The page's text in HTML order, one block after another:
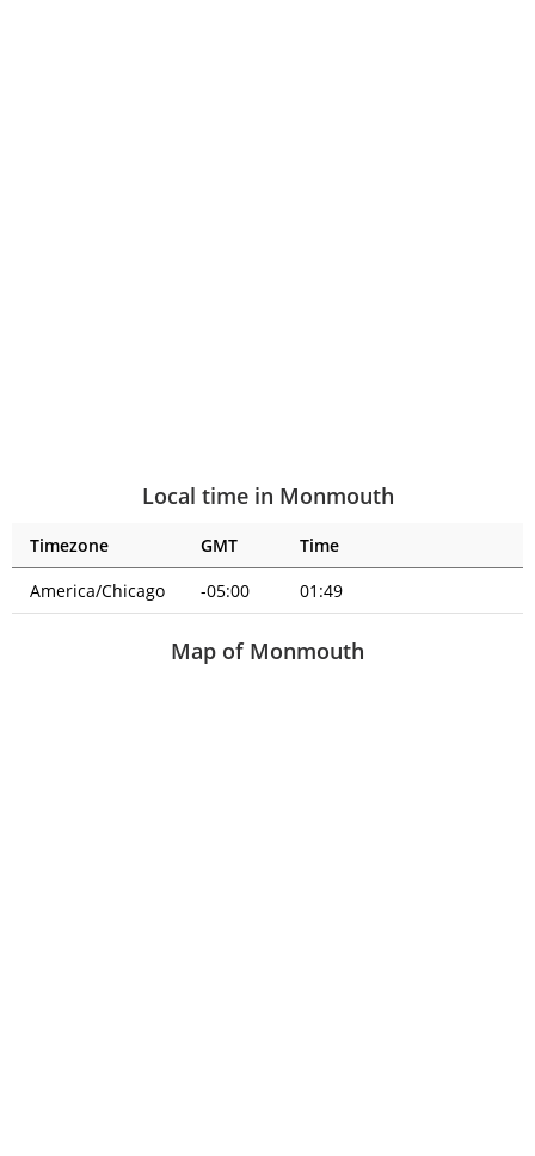
Local time in Monmouth
Timezone GMT
Time
America/Chicago
-05:00 01:49
Map of Monmouth